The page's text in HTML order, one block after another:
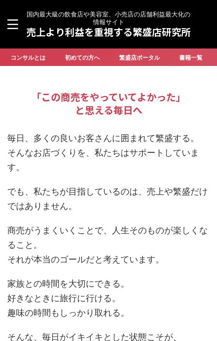
国内最大級の飲食店や美容室、小売店の店舗利益最大化の
情報サイト
売上より利益を重視する繁盛店研究所
コンサルとは 初めての方へ 繁盛店ポータル 書籍一覧
「この商売をやっていてよかった」
と思える毎日へ
毎日、多くの良いお客さんに囲まれて繁盛する。
そんなお店づくりを、私たちはサポートしていま
す。
でも、私たちが目指しているのは、売上や繁盛だけ
ではありません。
商売がうまくいくことで、
人生そのものが楽しくな
ること 。
それが本当のゴールだと考えています。
家族との時間を大切にできる。
好きなときに旅行に行ける。
趣味の時間もしっかり取れる。
そんな、毎日がイキイキとした状態こそが、